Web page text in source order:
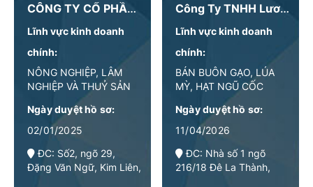
CÔNG TY CỔ PHẦN CICI THƯỢNG ĐỈNH YẾN
Lĩnh vực kinh doanh
chính:
NÔNG NGHIỆP, LÂM
NGHIỆP VÀ THUỶ SẢN
Ngày duyệt hồ sơ:
02/01/2025
ĐC: Số2, ngõ 29,
Đặng Văn Ngữ, Kim Liên,
Công Ty TNHH Lương Thực Tám Lâm
Lĩnh vực kinh doanh
chính:
BÁN BUÔN GẠO, LÚA
MỲ, HẠT NGŨ CỐC
KHÁC, BỘT MỲ
Ngày duyệt hồ sơ:
11/04/2026
ĐC: Nhà số 1 ngõ
216/18 Đê La Thành,